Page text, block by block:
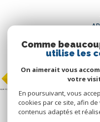
Comme
utilise les
On aimerait vous
votre
En poursuivant, vous
cookies par ce site, afin
contenus adaptés et